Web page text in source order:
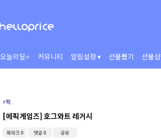
오늘의딜⭐ 커뮤니티 알림설정 ▾ 선물뽑기 선물샵
⚡️픽
[에픽게임즈] 호그와트 레거시
북마크 0 댓글 0 공유